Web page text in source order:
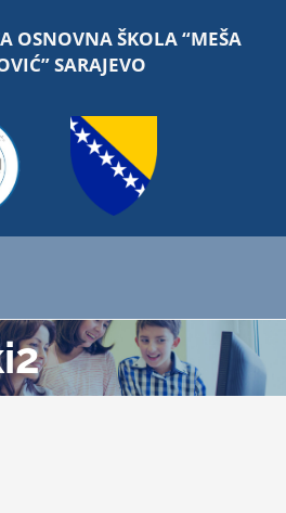
OSNOVNA ŠKOLA “MEŠA
SARAJEVO
Početna